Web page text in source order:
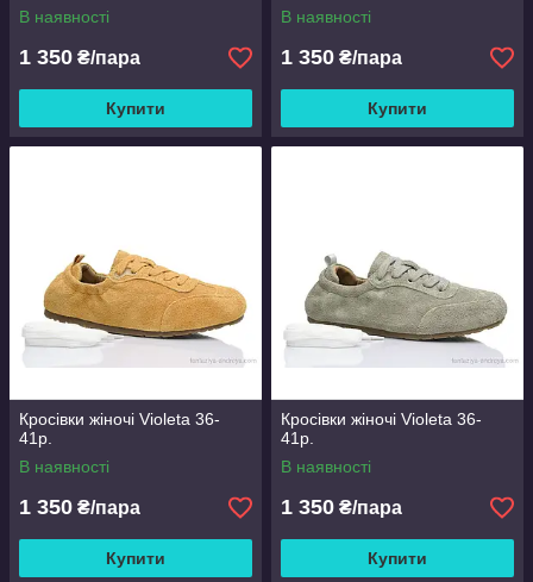
В наявності
1 350 ₴/пара
Купити
В наявності
1 350 ₴/пара
Купити
Кросівки жіночі Violeta 36-
41р.
В наявності
1 350 ₴/пара
Купити
Кросівки жіночі Violeta 36-
41р.
В наявності
1 350 ₴/пара
Купити